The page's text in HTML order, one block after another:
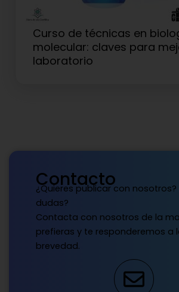
Curso de técnicas en
molecular: claves para
laboratorio
Contacto
¿Quieres publicar con nosotros?
dudas?
Contacta con nosotros de la
prefieras y te responderemos a
brevedad.